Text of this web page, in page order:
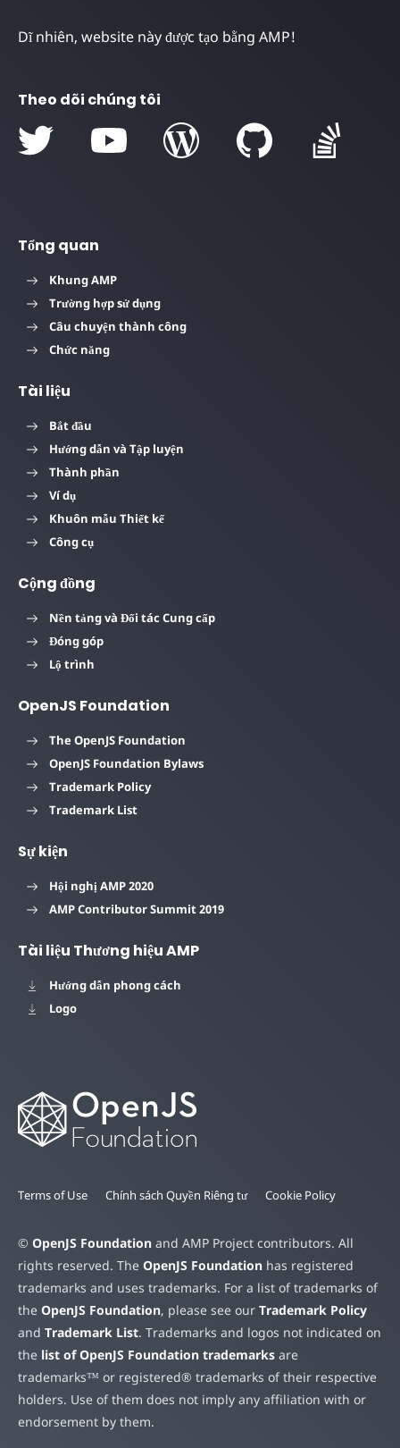
Dĩ nhiên, website này được tạo bằng AMP!
Theo dõi chúng tôi
Tổng quan
Khung AMP
Trường hợp sử dụng
Câu chuyện thành công
Chức năng
Tài liệu
Bắt đầu
Hướng dẫn và Tập luyện
Thành phần
Ví dụ
Khuôn mẫu Thiết kế
Công cụ
Cộng đồng
Nền tảng và Đối tác Cung cấp
Đóng góp
Lộ trình
OpenJS Foundation
The OpenJS Foundation
OpenJS Foundation Bylaws
Trademark Policy
Trademark List
Sự kiện
Hội nghị AMP 2020
AMP Contributor Summit 2019
Tài liệu Thương hiệu AMP
Hướng dẫn phong cách
Logo
Terms of Use Chính sách Quyền Riêng tư Cookie Policy
© OpenJS Foundation and AMP Project contributors. All
rights reserved. The OpenJS Foundation has registered
trademarks and uses trademarks. For a list of trademarks of
the OpenJS Foundation, please see our Trademark Policy
and Trademark List. Trademarks and logos not indicated on
the list of OpenJS Foundation trademarks are
trademarks™ or registered® trademarks of their respective
holders. Use of them does not imply any affiliation with or
endorsement by them.